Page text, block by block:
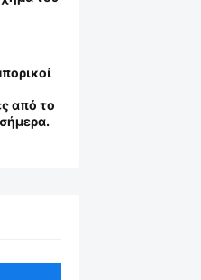
από το